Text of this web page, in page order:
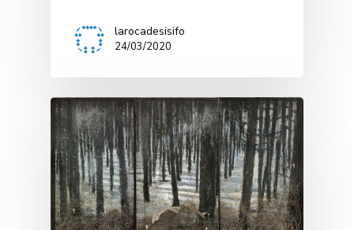
larocadesisifo
24/03/2020